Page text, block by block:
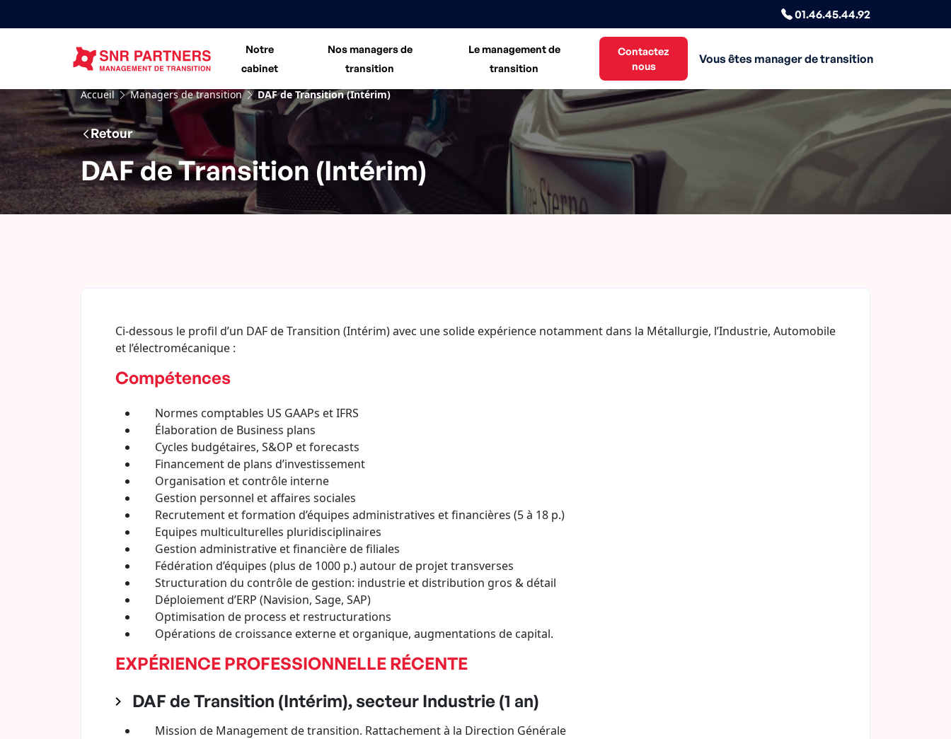
01.46.45.44.92
Notre
cabinet
Nos managers de
transition
Le management de
transition
Contactez
nous
Vous êtes manager de transition
Accueil Managers de transition DAF de Transition (Intérim)
Retour
DAF de Transition (Intérim)
Ci-dessous le profil d’un DAF de Transition (Intérim) avec une solide expérience notamment dans la Métallurgie, l’Industrie, Automobile
et l’électromécanique :
Compétences
Normes comptables US GAAPs et IFRS
Élaboration de Business plans
Cycles budgétaires, S&OP et forecasts
Financement de plans d’investissement
Organisation et contrôle interne
Gestion personnel et affaires sociales
Recrutement et formation d’équipes administratives et financières (5 à 18 p.)
Equipes multiculturelles pluridisciplinaires
Gestion administrative et financière de filiales
Fédération d’équipes (plus de 1000 p.) autour de projet transverses
Structuration du contrôle de gestion: industrie et distribution gros & détail
Déploiement d’ERP (Navision, Sage, SAP)
Optimisation de process et restructurations
Opérations de croissance externe et organique, augmentations de capital.
EXPÉRIENCE PROFESSIONNELLE RÉCENTE
DAF de Transition (Intérim), secteur Industrie (1 an)
Mission de Management de transition. Rattachement à la Direction Générale